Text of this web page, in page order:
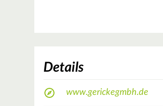
Details
www.gerickegmbh.de